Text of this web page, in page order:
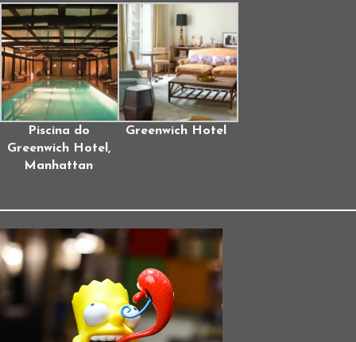
Piscina do
Greenwich Hotel,
Manhattan
Greenwich Hotel